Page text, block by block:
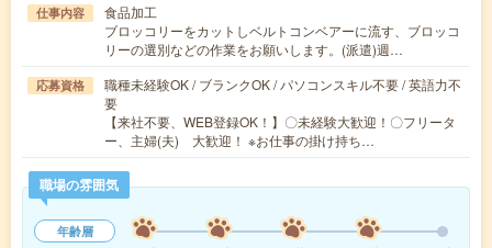
仕事内容
食品加工
ブロッコリーをカットしベルトコンベアーに流す、ブロッコ
リーの選別などの作業をお願いします。(派遣)週…
応募資格
職種未経験OK / ブランクOK / パソコンスキル不要 / 英語力不
要
【来社不要、WEB登録OK！】〇未経験大歓迎！〇フリータ
ー、主婦(夫) 大歓迎！ ※お仕事の掛け持ち…
職場の雰囲気
年齢層